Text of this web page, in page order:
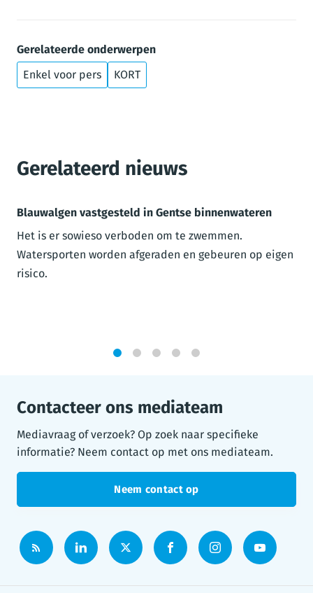
Gerelateerde onderwerpen
Enkel voor pers
KORT
Gerelateerd nieuws
Blauwalgen vastgesteld in Gentse binnenwateren
Het is er sowieso verboden om te zwemmen.
Watersporten worden afgeraden en gebeuren op eigen
risico.
Contacteer ons mediateam
Mediavraag of verzoek? Op zoek naar specifieke
informatie? Neem contact op met ons mediateam.
Neem contact op